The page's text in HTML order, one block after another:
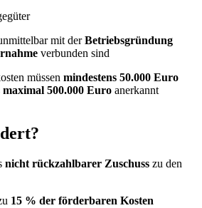
mit derBetriebsgründung
verbunden sind
müssen mindestens 50.000 Euro
maximal 500.000 Euro anerkannt
nicht rückzahlbarer Zuschuss zu den
15 % der förderbaren Kosten